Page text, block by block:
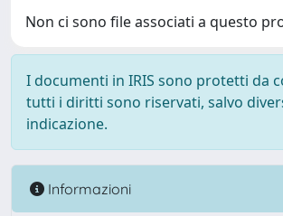
Non ci sono file associati a questo
I documenti in IRIS sono protetti da
tutti i diritti sono riservati, salvo
indicazione.
Informazioni